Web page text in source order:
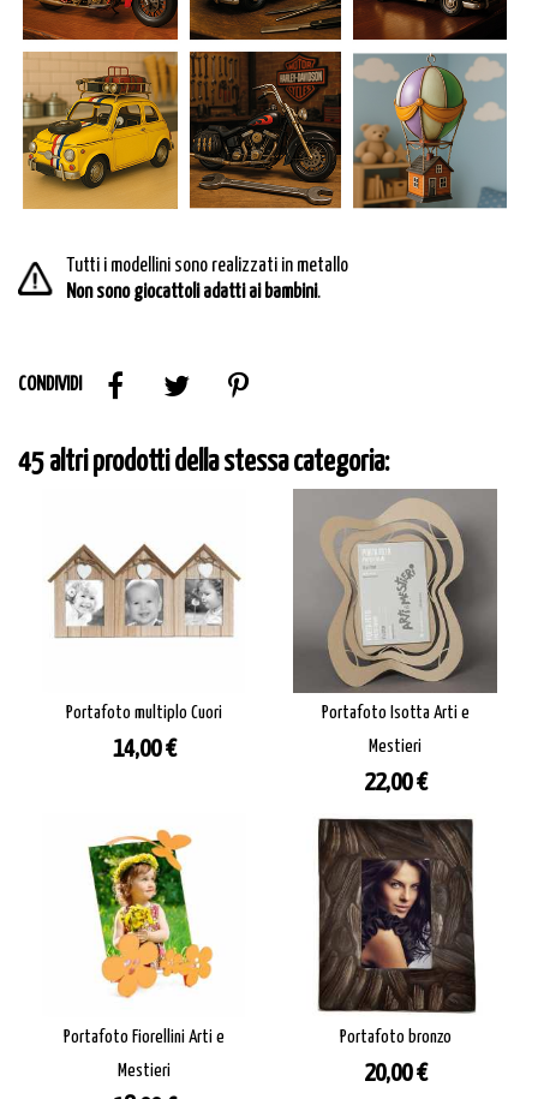
Tutti i modellini sono realizzati in metallo
Non sono giocattoli adatti ai bambini.
CONDIVIDI
45 altri prodotti della stessa categoria:
Portafoto multiplo Cuori
Prezzo
14,00 €
Portafoto Isotta Arti e
Mestieri
Prezzo
22,00 €
Portafoto Fiorellini Arti e
Mestieri
Portafoto bronzo
Prezzo
20,00 €